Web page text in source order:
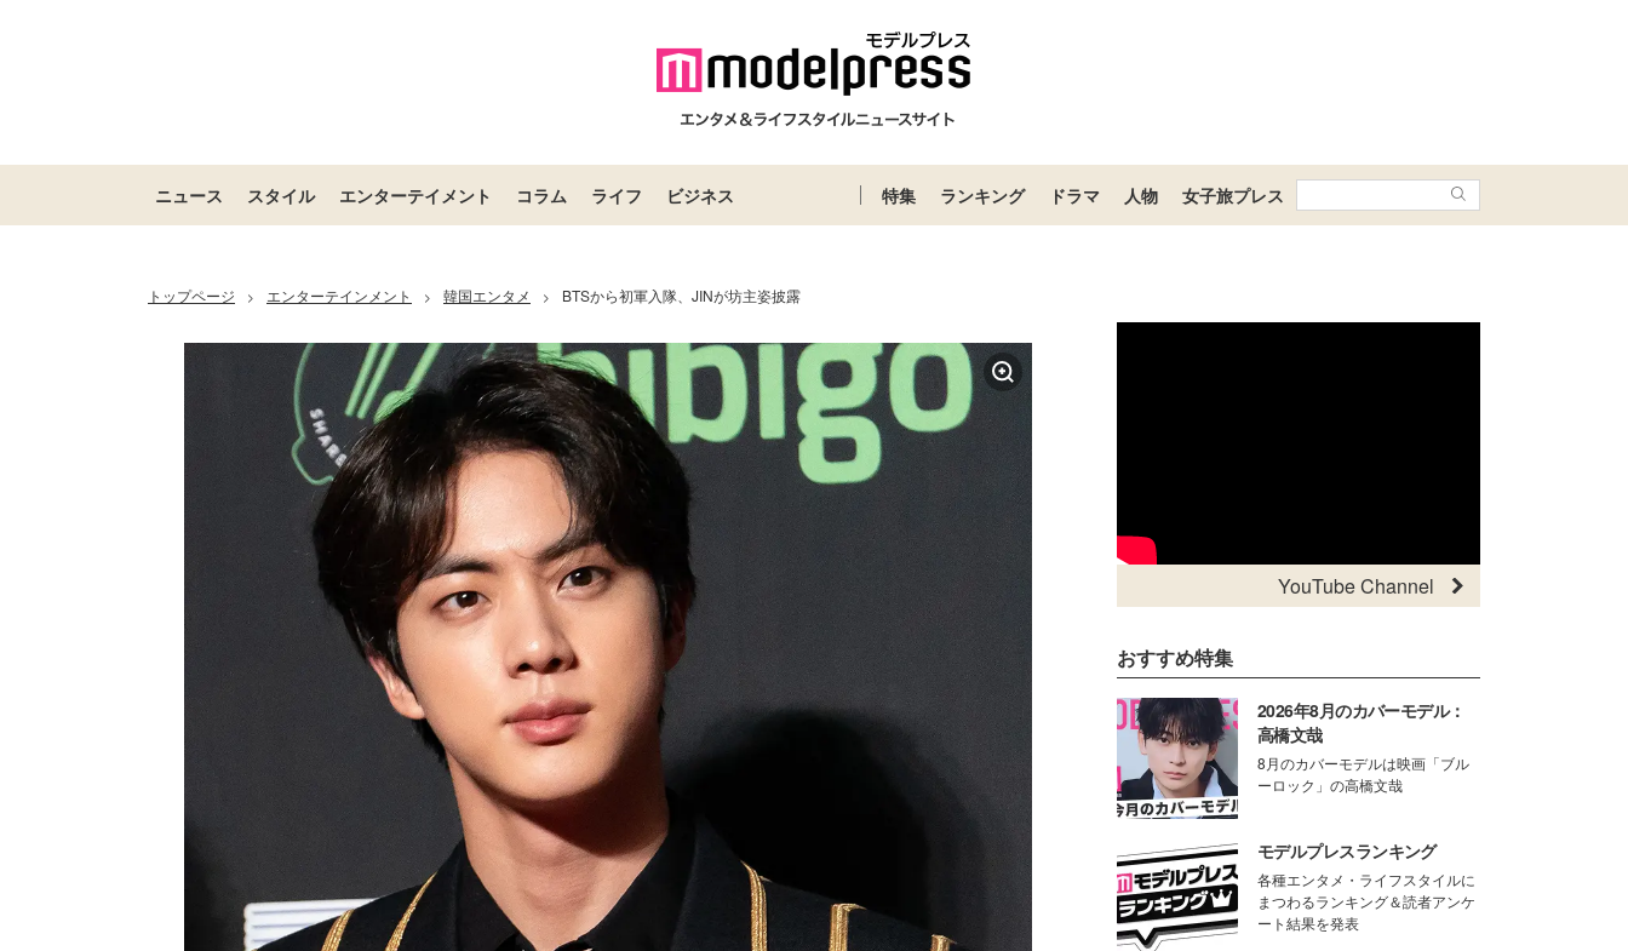
ニュース スタイル エンターテイメント コラム ライフ ビジネス 特集 ランキング ドラマ 人物 女子旅プレス
トップページ > エンターテインメント > 韓国エンタメ > BTSから初軍入隊、JINが坊主姿披露
YouTube Channel
おすすめ特集
2026年8月のカバーモデル：
高橋文哉
8月のカバーモデルは映画「ブル
ーロック」の高橋文哉
モデルプレスランキング
各種エンタメ・ライフスタイルに
まつわるランキング＆読者アンケ
ート結果を発表